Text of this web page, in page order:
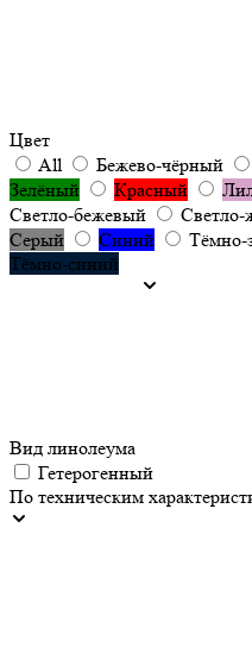
Цвет
All
Бежево-чёрный
Зелёный
Красный
Светло-бежевый
Серый
Синий Тёмно-
Тёмно-синий
Вид линолеума
Гетерогенный
По техническим